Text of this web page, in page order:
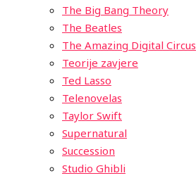
The Big Bang Theory
The Beatles
The Amazing Digital Circus
Teorije zavjere
Ted Lasso
Telenovelas
Taylor Swift
Supernatural
Succession
Studio Ghibli